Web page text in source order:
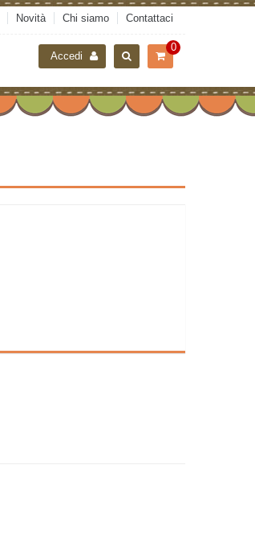
Novità Chi siamo Contattaci
0
Accedi